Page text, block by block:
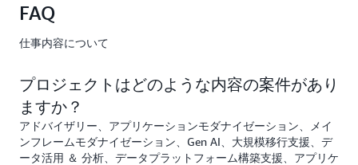
FAQ
仕事内容について
プロジェクトはどのような内容の案件があり
ますか？
アドバイザリー、アプリケーションモダナイゼーション、メイ
ンフレームモダナイゼーション、Gen AI、大規模移行支援、デ
ータ活用 ＆ 分析、データプラットフォーム構築支援、アプリケ